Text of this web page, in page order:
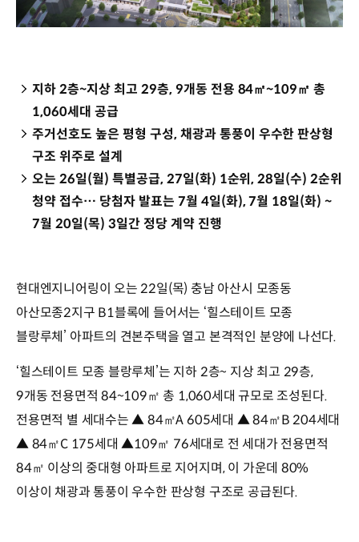
지하 2층~지상 최고 29층, 9개동 전용 84㎡~109㎡ 총
1,060세대 공급
주거선호도 높은 평형 구성, 채광과 통풍이 우수한 판상형
구조 위주로 설계
오는 26일(월) 특별공급, 27일(화) 1순위, 28일(수) 2순위
청약 접수… 당첨자 발표는 7월 4일(화), 7월 18일(화) ~
7월 20일(목) 3일간 정당 계약 진행
현대엔지니어링이 오는 22일(목) 충남 아산시 모종동
아산모종2지구 B1블록에 들어서는 ‘힐스테이트 모종
블랑루체’ 아파트의 견본주택을 열고 본격적인 분양에 나선다.
‘힐스테이트 모종 블랑루체’는 지하 2층~ 지상 최고 29층,
9개동 전용면적 84~109㎡ 총 1,060세대 규모로 조성된다.
전용면적 별 세대수는 ▲ 84㎡A 605세대 ▲ 84㎡B 204세대
▲ 84㎡C 175세대 ▲109㎡ 76세대로 전 세대가 전용면적
84㎡ 이상의 중대형 아파트로 지어지며, 이 가운데 80%
이상이 채광과 통풍이 우수한 판상형 구조로 공급된다.